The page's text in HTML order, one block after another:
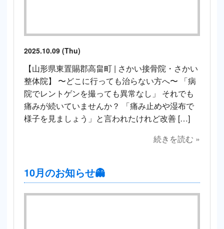
2025.10.09 (Thu)
【山形県東置賜郡高畠町 | さかい接骨院・さかい
整体院】 〜どこに行っても治らない方へ〜 「病
院でレントゲンを撮っても異常なし」 それでも
痛みが続いていませんか？ 「痛み止めや湿布で
様子を見ましょう」と言われたけれど改善 […]
続きを読む »
10月のお知らせ👻